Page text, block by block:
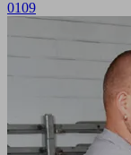
0109